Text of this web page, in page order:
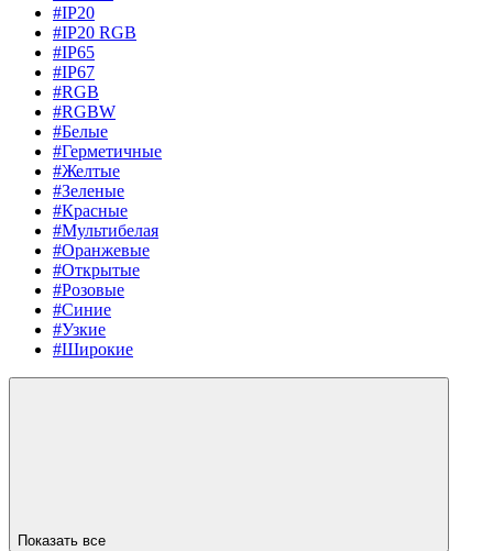
#IP20
#IP20 RGB
#IP65
#IP67
#RGB
#RGBW
#Белые
#Герметичные
#Желтые
#Зеленые
#Красные
#Мультибелая
#Оранжевые
#Открытые
#Розовые
#Синие
#Узкие
#Широкие
Показать все